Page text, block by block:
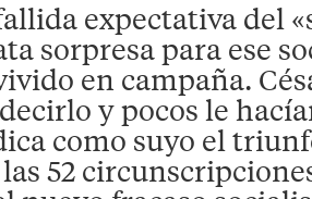
expectativa del
sorpresa para ese
en campaña.
y pocos le
como suyo el
52